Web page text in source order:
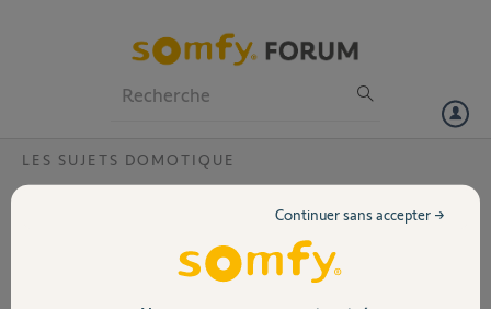
Volet
LES SUJETS DOMOTIQUE
Piloter un store à commande filaire avec
Continuer sans accepter →